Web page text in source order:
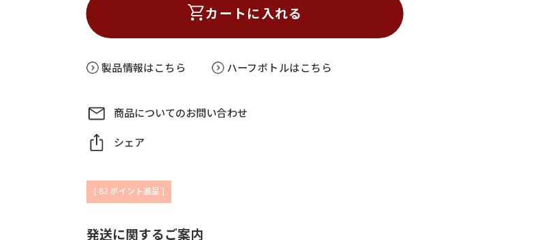
カートに入れる
製品情報はこちら ハーフボトルはこちら
商品についてのお問い合わせ
シェア
[ 82 ポイント進呈 ]
発送に関するご案内